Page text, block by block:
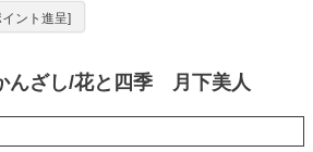
ント進呈]
んざし/花と四季 月下美人